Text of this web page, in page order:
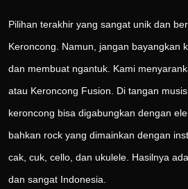
Pilihan terakhir yang sangat unik dan
Keroncong. Namun, jangan bayangkan
dan membuat ngantuk. Kami
atau Keroncong Fusion. Di tangan
keroncong bisa digabungkan dengan
bahkan rock yang dimainkan dengan
cak, cuk, cello, dan ukulele. Hasilnya
dan sangat Indonesia.